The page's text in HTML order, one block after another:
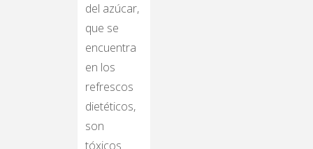
del azúcar,
que se
encuentra
en los
refrescos
dietéticos,
son
tóxicos